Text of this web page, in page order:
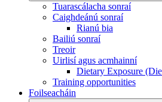
Tuarascálacha sonraí
Caighdeánú sonraí
Rianú bia
Bailiú sonraí
Treoir
Uirlisí agus acmhainní
Dietary Exposure
Training opportunities
Foilseacháin